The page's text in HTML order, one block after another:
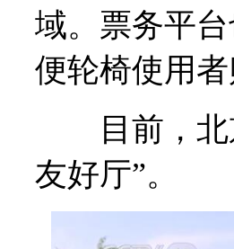
域。票务平
便轮椅使用
目前，北京
友好厅”。